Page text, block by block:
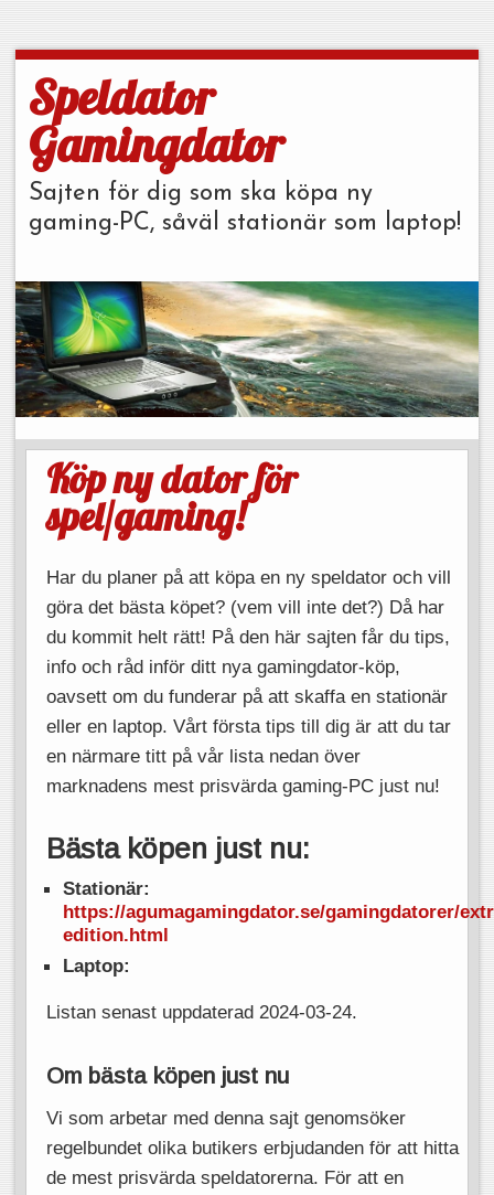
Speldator
Gamingdator
Sajten för dig som ska köpa ny
gaming-PC, såväl stationär som laptop!
Köp ny dator för
spel/gaming!
Har du planer på att köpa en ny speldator och vill
göra det bästa köpet? (vem vill inte det?) Då har
du kommit helt rätt! På den här sajten får du tips,
info och råd inför ditt nya gamingdator-köp,
oavsett om du funderar på att skaffa en stationär
eller en laptop. Vårt första tips till dig är att du tar
en närmare titt på vår lista nedan över
marknadens mest prisvärda gaming-PC just nu!
Bästa köpen just nu:
Stationär:
https://agumagamingdator.se/gamingdatorer/
edition.html
Laptop:
Listan senast uppdaterad 2024-03-24.
Om bästa köpen just nu
Vi som arbetar med denna sajt genomsöker
regelbundet olika butikers erbjudanden för att hitta
de mest prisvärda speldatorerna. För att en